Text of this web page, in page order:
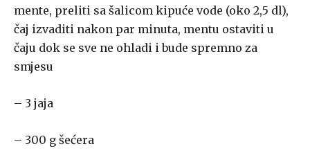
mente, preliti sa šalicom kipuće vode (oko 2,5 dl),
čaj izvaditi nakon par minuta, mentu ostaviti u
čaju dok se sve ne ohladi i bude spremno za
smjesu
– 3 jaja
– 300 g šećera